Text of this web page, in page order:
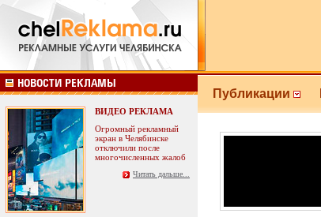
ВИДЕО РЕКЛАМА
Огромный рекламный
экран в Челябинске
отключили после
многочисленных жалоб
Читать дальше...
Публикации